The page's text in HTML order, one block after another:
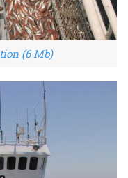
(6 Mb)